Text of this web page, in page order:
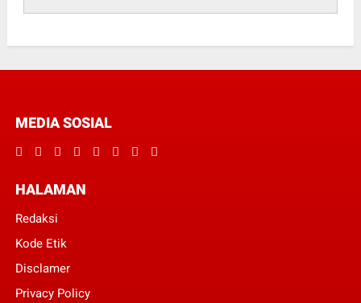
MEDIA SOSIAL
HALAMAN
Redaksi
Kode Etik
Disclamer
Privacy Policy